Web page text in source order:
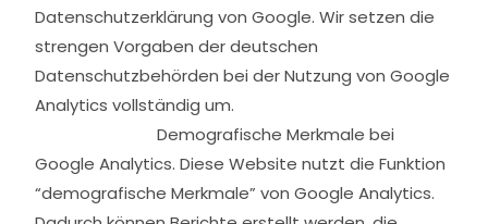
Datenschutzerklärung von Google. Wir setzen die
strengen Vorgaben der deutschen
Datenschutzbehörden bei der Nutzung von Google
Analytics vollständig um.
Demografische Merkmale bei
Google Analytics. Diese Website nutzt die Funktion
“demografische Merkmale” von Google Analytics.